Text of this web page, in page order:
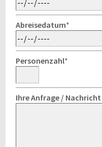
Abreisedatum*
Personenzahl*
Ihre Anfrage / Nachricht